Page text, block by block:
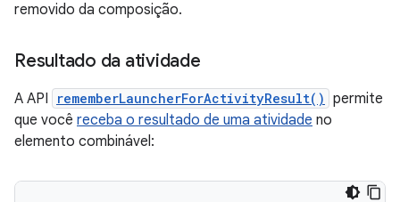
removido da composição.
Resultado da atividade
A API rememberLauncherForActivityResult() permite
que você receba o resultado de uma atividade no
elemento combinável: